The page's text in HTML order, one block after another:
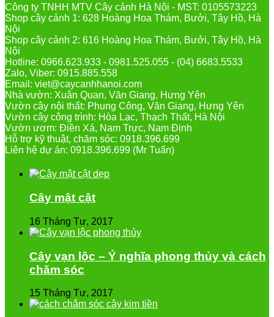
Công ty TNHH MTV Cây cảnh Hà Nội - MST: 0105573223
Shop cây cảnh 1: 628 Hoàng Hoa Thám, Bưởi, Tây Hồ, Hà
Nội
Shop cây cảnh 2: 616 Hoàng Hoa Thám, Bưởi, Tây Hồ, Hà
Nội
Hotline: 0966.623.933 - 0981.525.055 - (04) 6683.5533
Zalo, Viber: 0915.885.558
Email: viet@caycanhhanoi.com
Nhà vườn: Xuân Quan, Văn Giang, Hưng Yên
Vườn cây nội thất: Phụng Công, Văn Giang, Hưng Yên
Vườn cây công trình: Hòa Lạc, Thạch Thất, Hà Nội
Vườn ươm: Điền Xá, Nam Trực, Nam Định
Hỗ trợ kỹ thuật, chăm sóc: 0918.396.699
Liên hệ dự án: 0918.396.699 (Mr Tuấn)
Cây mật cật
16 Tháng Tư, 2017
Cây vạn lộc – Ý nghĩa phong thủy và cách
chăm sóc
15 Tháng Tư, 2017